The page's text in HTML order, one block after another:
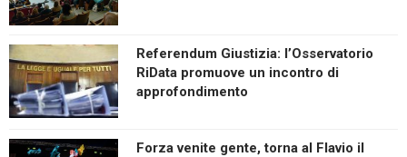
Referendum Giustizia: l’Osservatorio
RiData promuove un incontro di
approfondimento
Forza venite gente, torna al Flavio il